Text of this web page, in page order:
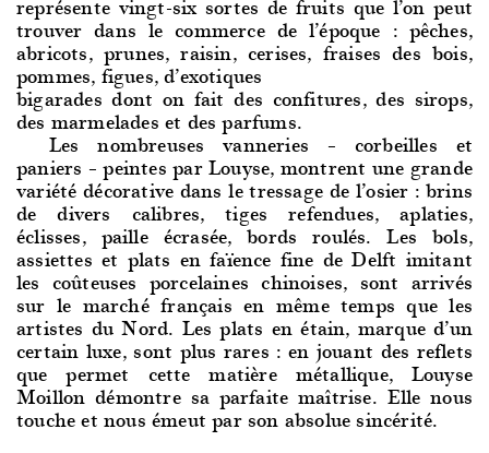
trouver dans le commerce de l’époque : pêches,
abricots, prunes, raisin, cerises, fraises des bois,
pommes, figues, d’exotiques
bigarades dont on fait des confitures, des sirops,
des marmelades et des parfums.
Les nombreuses vanneries – corbeilles et
paniers – peintes par Louyse, montrent une grande
variété décorative dans le tressage de l’osier : brins
de divers calibres, tiges refendues, aplaties,
éclisses, paille écrasée, bords roulés. Les bols,
assiettes et plats en faïence fine de Delft imitant
les coûteuses porcelaines chinoises, sont arrivés
sur le marché français en même temps que les
artistes du Nord. Les plats en étain, marque d’un
certain luxe, sont plus rares : en jouant des reflets
que permet cette matière métallique, Louyse
Moillon démontre sa parfaite maîtrise. Elle nous
touche et nous émeut par son absolue sincérité.